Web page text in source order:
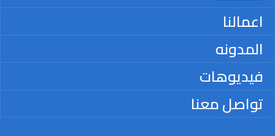
اعمالنا
المدونه
فيديوهات
تواصل معنا